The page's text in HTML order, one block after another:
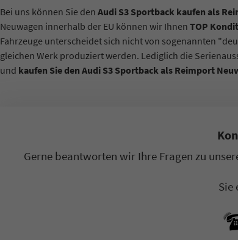
Bei uns können Sie denAudi S3 Sportback kaufen als
Neuwagen innerhalb der EU können wir IhnenTOP
Fahrzeuge unterscheidet sich nicht von sogenannten
gleichen Werk produziert werden. Lediglich die
und kaufen Sie den Audi S3 Sportback als Reimport
Gerne beantworten wir Ihre Fragen zu
Sie
Oliver Zerbe
Automobilverkäufer